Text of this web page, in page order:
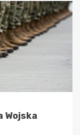
Wojska